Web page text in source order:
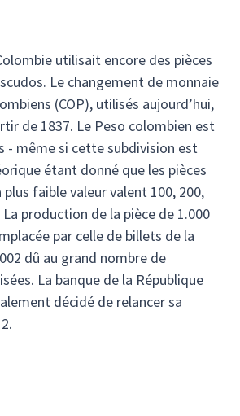
utilisait encore des pièces
Le changement de monnaie
(COP), utilisés aujourd’hui,
de 1837. Le Peso colombien est
- même si cette subdivision est
étant donné que les pièces
faible valeur valent 100, 200,
production de la pièce de 1.000
par celle de billets de la
dû au grand nombre de
La banque de la République
décidé de relancer sa